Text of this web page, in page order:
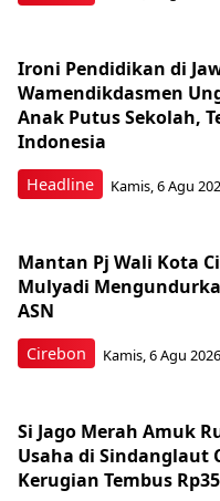
Headline
Ironi Pendidikan di
Wamendikdasmen
Anak Putus Sekolah,
Indonesia
Kamis, 6 Agu
Cirebon
Mantan Pj Wali Kota
Mulyadi
ASN
Kamis, 6 Agu
Si Jago Merah Amuk
Usaha di Sindanglaut
Kerugian Tembus